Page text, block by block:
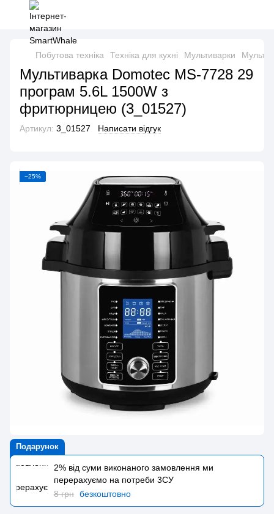
Побутова техніка Техніка для кухні Мультиварки
Мультиварка Domotec MS-7728 29
програм 5.6L 1500W з
фритюрницею (3_01527)
Артикул: 3_01527 Написати відгук
−25%
Подарунок
2% від суми виконаного замовлення ми
перерахуємо на потреби 3CУ
8 грн безкоштовно